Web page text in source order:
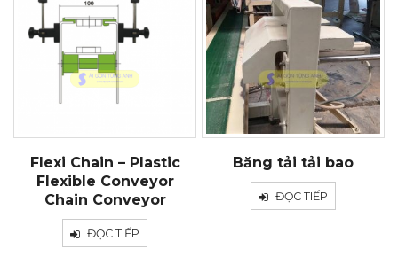
Flexi Chain – Plastic
Flexible Conveyor
Chain Conveyor
ĐỌC TIẾP
Băng tải tải bao
ĐỌC TIẾP